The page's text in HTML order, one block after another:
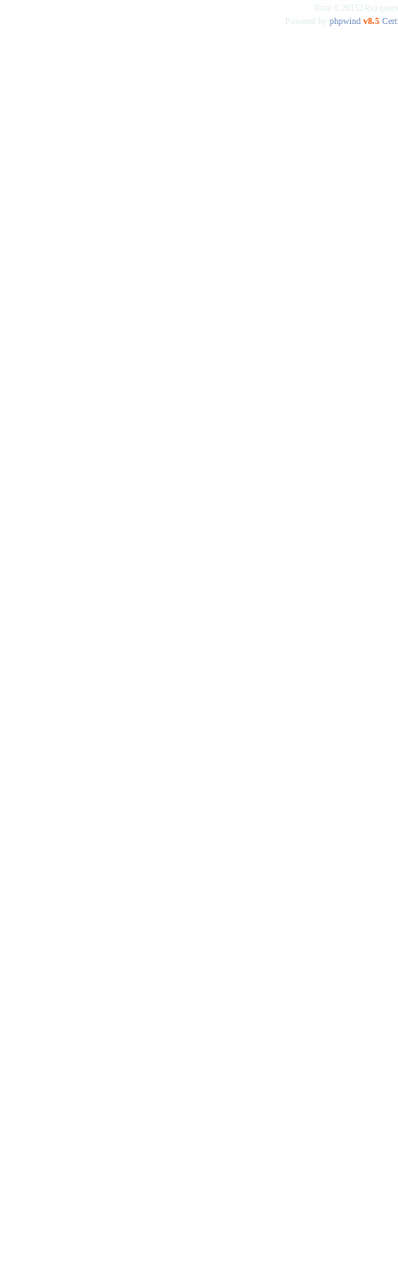
Total 0.261524(s)
Powered byphpwind v8.5